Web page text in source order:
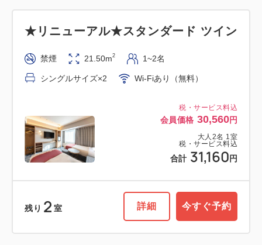
税・サービス料込
会員価格 30,560円
大人 2名 1室
税・サービス料込
合計 31,160 円
★リニューアル★スタンダード ツイン
禁煙 21.50m2 1~2名
シングルサイズ×2 Wi-Fiあり（無料）
残り 2 室 詳細 今すぐ予約